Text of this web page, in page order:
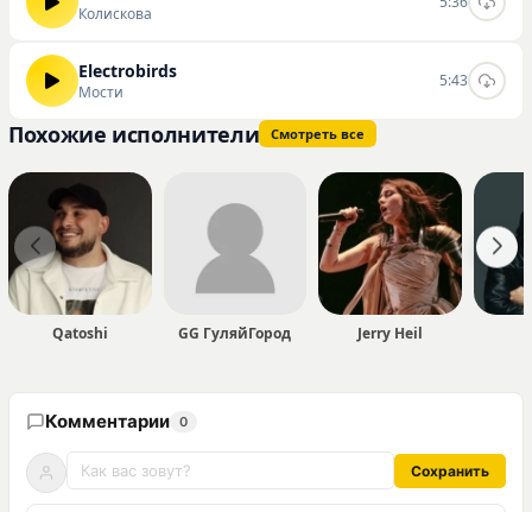
Колискова
Electrobirds
Мости
5:43
Похожие исполнители Смотреть все
Qatoshi GG ГуляйГород Jerry Heil
Комментарии 0
Сохранить